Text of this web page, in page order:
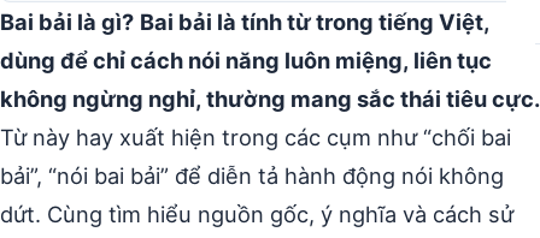
Bai bải là gì? Bai bải là tính từ trong tiếng Việt,
dùng để chỉ cách nói năng luôn miệng, liên tục
không ngừng nghỉ, thường mang sắc thái tiêu cực.
Từ này hay xuất hiện trong các cụm như “chối bai
bải”, “nói bai bải” để diễn tả hành động nói không
dứt. Cùng tìm hiểu nguồn gốc, ý nghĩa và cách sử